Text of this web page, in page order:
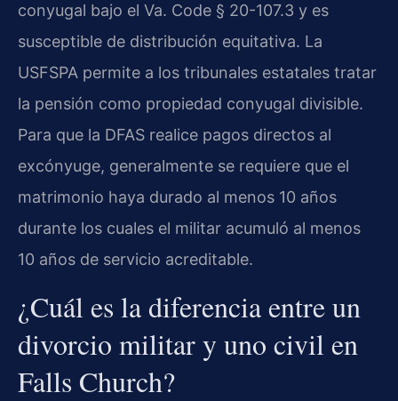
conyugal bajo el Va. Code § 20-107.3 y es
susceptible de distribución equitativa. La
USFSPA permite a los tribunales estatales tratar
la pensión como propiedad conyugal divisible.
Para que la DFAS realice pagos directos al
excónyuge, generalmente se requiere que el
matrimonio haya durado al menos 10 años
durante los cuales el militar acumuló al menos
10 años de servicio acreditable.
¿Cuál es la diferencia entre un
divorcio militar y uno civil en
Falls Church?